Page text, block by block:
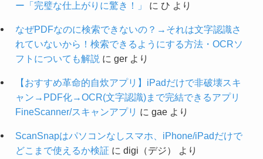
ー「完璧な仕上がりに驚き！」
に ひ より
なぜPDFなのに検索できないの？→それは文字認識さ
れていないから！検索できるようにする方法・OCRソ
フトについても解説 に gerより
【おすすめ革命的自炊アプリ】iPadだけで非破壊スキ
ャン→PDF化→OCR(文字認識)まで完結できるアプリ
FineScanner/スキャンアプリ に gaeより
ScanSnapはパソコンなしスマホ、iPhone/iPadだけで
どこまで使えるか検証 に digi（デジ） より